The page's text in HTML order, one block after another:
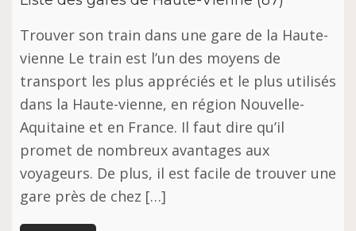
Trouver son train dans une gare de la Haute-
vienne Le train est l’un des moyens de
transport les plus appréciés et le plus utilisés
dans la Haute-vienne, en région Nouvelle-
Aquitaine et en France. Il faut dire qu’il
promet de nombreux avantages aux
voyageurs. De plus, il est facile de trouver une
gare près de chez […]